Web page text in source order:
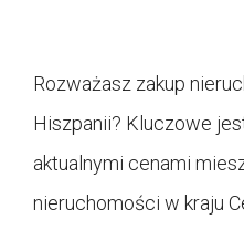
Rozważasz zakup
Hiszpanii? Kluczowe
aktualnymi cenami
nieruchomości w kraju